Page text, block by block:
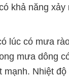
khả năng xảy
lúc có mưa
mưa dông
mạnh. Nhiệt